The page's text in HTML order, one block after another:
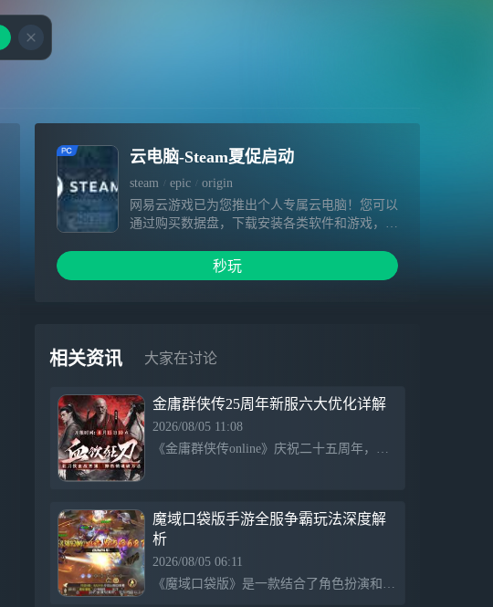
云电脑-Steam夏促启动
steam epic
origin
网易云游戏已为您推出个人专属云电脑！您可以
通过购买数据盘，下载安装各类软件和游戏，相
配置、极快下载速度、畅快游戏体验等着您～
1.硬件不受限，提供免费加速&挂机，3A大作一
秒玩
相关资讯 大家在讨论
金庸群侠传25周年新服六大优化详解
2026/08/05 11:08
《金庸群侠传online》庆祝二十五周年，推出新服以回应玩家需求，进行六大核心优化，旨在打造更平衡、便捷的武侠世界。新加入的刀系第二套绝学将弥补以往攻击范围的不足，提升实战表现。同时，传统门派绝学也将得到增强，助力经典名门复兴，为玩家提供更加丰富的江湖体验。
魔域口袋版手游全服争霸玩法深度解
析
2026/08/05 06:11
《魔域口袋版》是一款结合了角色扮演和竞技元素的2D魔幻MMO游戏，强调全服玩家的互动与竞争。玩家不仅可以通过日常活动和跨服对抗为服务器排名贡献力量，还能参与团队攻防和据点争夺。高战玩家能在巅峰对决中展现实力，并获得魔石、坐骑等丰厚奖励，让每位参与者都有成就感。